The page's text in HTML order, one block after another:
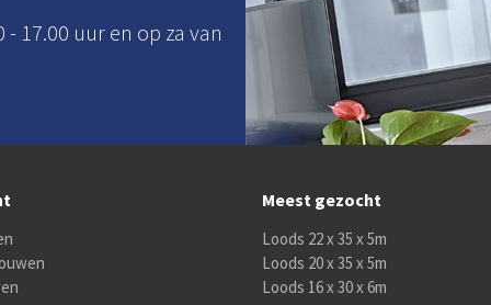
17.00 uur en op za van
Meest gezocht
Loods 22 x 35 x 5m
Loods 20 x 35 x 5m
Loods 16 x 30 x 6m